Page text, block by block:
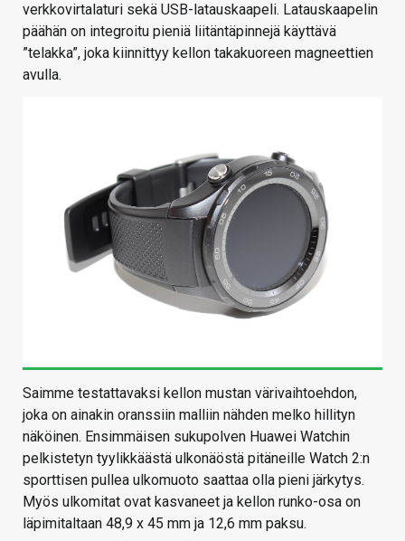
verkkovirtalaturi sekä USB-latauskaapeli. Latauskaapelin
päähän on integroitu pieniä liitäntäpinnejä käyttävä
”telakka”, joka kiinnittyy kellon takakuoreen magneettien
avulla.
Saimme testattavaksi kellon mustan värivaihtoehdon,
joka on ainakin oranssiin malliin nähden melko hillityn
näköinen. Ensimmäisen sukupolven Huawei Watchin
pelkistetyn tyylikkäästä ulkonäöstä pitäneille Watch 2:n
sporttisen pullea ulkomuoto saattaa olla pieni järkytys.
Myös ulkomitat ovat kasvaneet ja kellon runko-osa on
läpimitaltaan 48,9 x 45 mm ja 12,6 mm paksu.